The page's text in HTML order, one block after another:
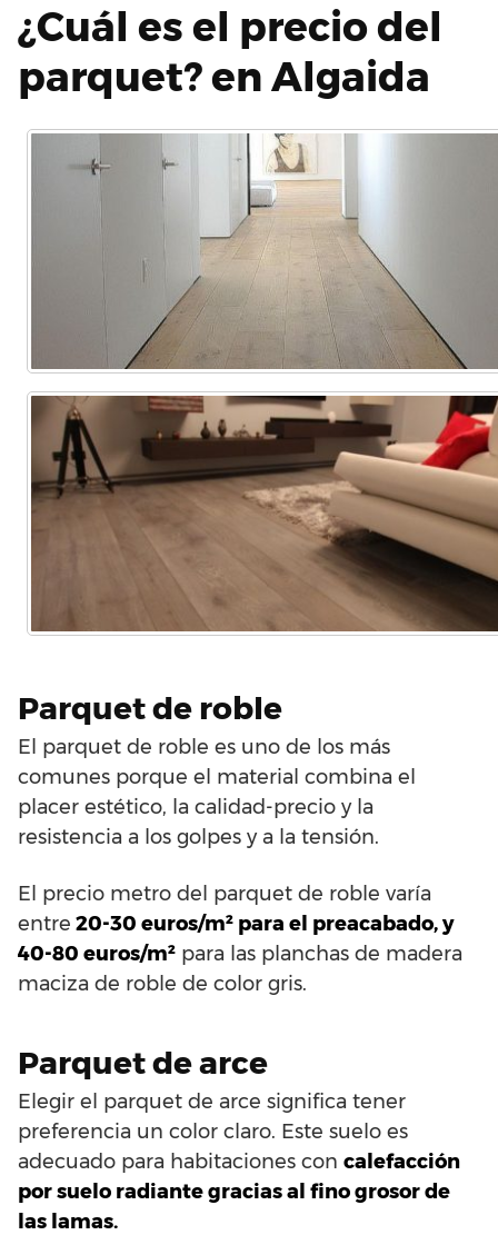
¿Cuál es el precio del
parquet? en Algaida
Parquet de roble
El parquet de roble es uno de los más
comunes porque el material combina el
placer estético, la calidad-precio y la
resistencia a los golpes y a la tensión.
El precio metro del parquet de roble varía
entre 20-30 euros/m² para el preacabado, y
40-80 euros/m² para las planchas de madera
maciza de roble de color gris.
Parquet de arce
Elegir el parquet de arce significa tener
preferencia un color claro. Este suelo es
adecuado para habitaciones con calefacción
por suelo radiante gracias al fino grosor de
las lamas.